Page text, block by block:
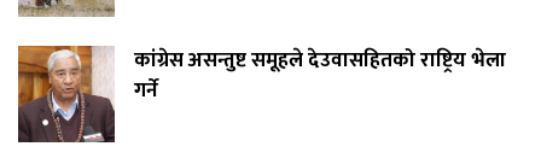
कांग्रेस असन्तुष्ट समूहले देउवासहितको राष्ट्रिय भेला
गर्ने